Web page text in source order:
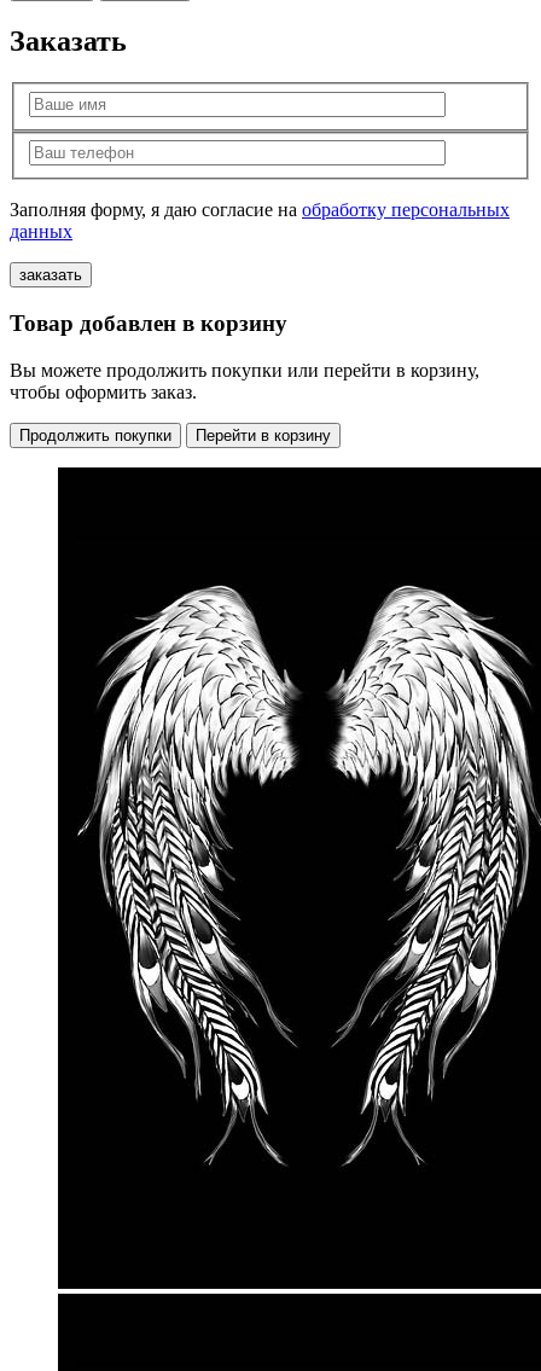
Заказать
Заполняя форму, я даю согласие на обработку персональных
данных
Товар добавлен в корзину
Вы можете продолжить покупки или перейти в корзину,
чтобы оформить заказ.
Продолжить покупки Перейти в корзину